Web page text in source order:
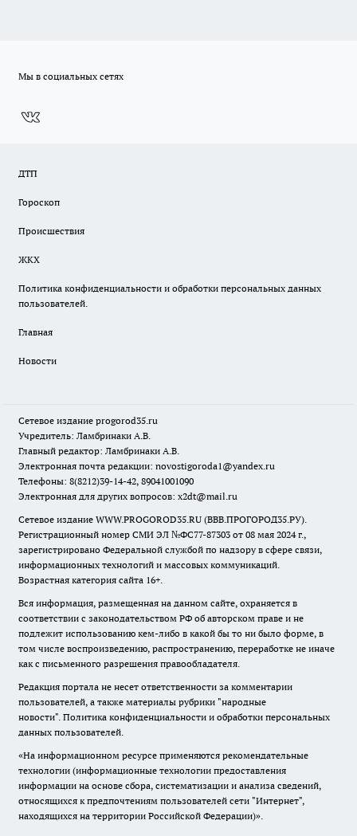
Мы в социальных сетях
ДТП
Гороскоп
Происшествия
ЖКХ
Политика конфиденциальности и обработки персональных данных
пользователей.
Главная
Новости
Сетевое издание progorod35.ru
Учредитель: Ламбринаки А.В.
Главный редактор: Ламбринаки А.В.
Электронная почта редакции: novostigoroda1@yandex.ru
Телефоны: 8(8212)39-14-42, 89041001090
Электронная для других вопросов: x2dt@mail.ru
Сетевое издание WWW.PROGOROD35.RU (ВВВ.ПРОГОРОД35.РУ).
Регистрационный номер СМИ ЭЛ №ФС77-87303 от 08 мая 2024 г.,
зарегистрировано Федеральной службой по надзору в сфере связи,
информационных технологий и массовых коммуникаций.
Возрастная категория сайта 16+.
Вся информация, размещенная на данном сайте, охраняется в
соответствии с законодательством РФ об авторском праве и не
подлежит использованию кем-либо в какой бы то ни было форме, в
том числе воспроизведению, распространению, переработке не иначе
как с письменного разрешения правообладателя.
Редакция портала не несет ответственности за комментарии
пользователей, а также материалы рубрики "народные
новости". Политика конфиденциальности и обработки персональных
данных пользователей.
«На информационном ресурсе применяются рекомендательные
технологии (информационные технологии предоставления
информации на основе сбора, систематизации и анализа сведений,
относящихся к предпочтениям пользователей сети "Интернет",
находящихся на территории Российской Федерации)».